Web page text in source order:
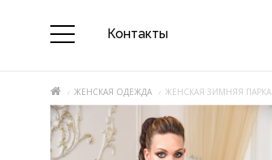
Контакты
ЖЕНСКАЯ ОДЕЖДА ЖЕНСКАЯ ЗИМНЯЯ ПАРКА